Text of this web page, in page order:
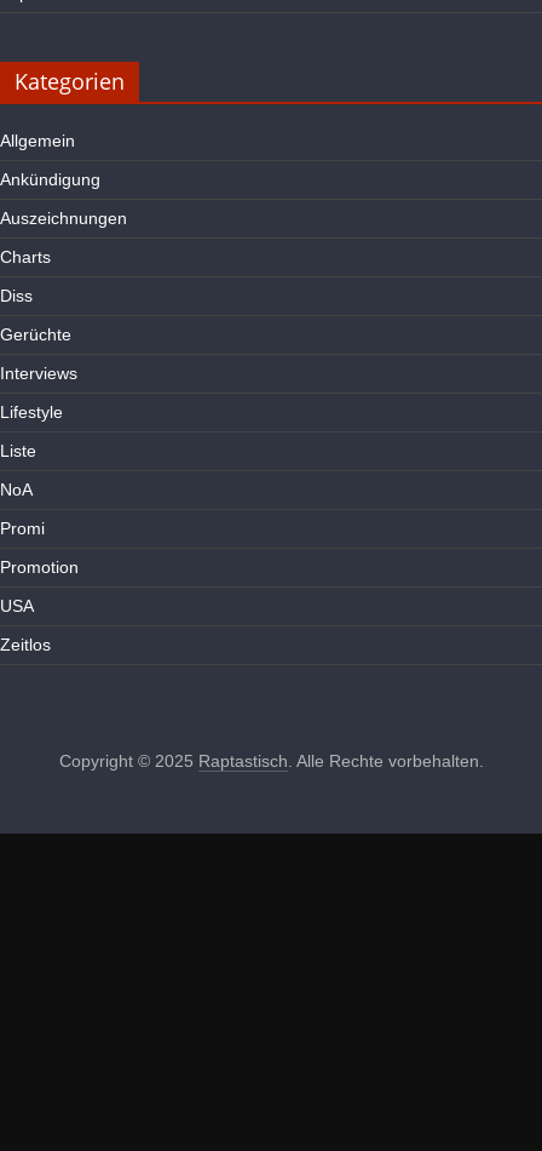
Kategorien
Allgemein
Ankündigung
Auszeichnungen
Charts
Diss
Gerüchte
Interviews
Lifestyle
Liste
NoA
Promi
Promotion
USA
Zeitlos
Copyright © 2025 Raptastisch . Alle Rechte vorbehalten.